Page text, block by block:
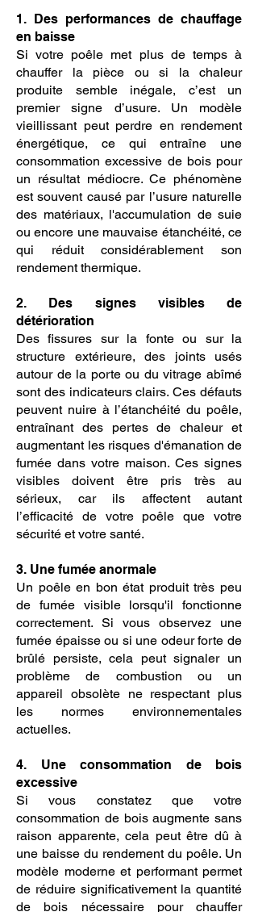
1. Des performances de chauffage
en baisse
Si votre poêle met plus de temps à
chauffer la pièce ou si la chaleur
produite semble inégale, c’est un
premier signe d’usure. Un modèle
vieillissant peut perdre en rendement
énergétique, ce qui entraîne une
consommation excessive de bois pour
un résultat médiocre. Ce phénomène
est souvent causé par l’usure naturelle
des matériaux, l'accumulation de suie
ou encore une mauvaise étanchéité, ce
qui réduit considérablement son
rendement thermique.
2. Des signes visibles de
détérioration
Des fissures sur la fonte ou sur la
structure extérieure, des joints usés
autour de la porte ou du vitrage abîmé
sont des indicateurs clairs. Ces défauts
peuvent nuire à l’étanchéité du poêle,
entraînant des pertes de chaleur et
augmentant les risques d'émanation de
fumée dans votre maison. Ces signes
visibles doivent être pris très au
sérieux, car ils affectent autant
l’efficacité de votre poêle que votre
sécurité et votre santé.
3. Une fumée anormale
Un poêle en bon état produit très peu
de fumée visible lorsqu'il fonctionne
correctement. Si vous observez une
fumée épaisse ou si une odeur forte de
brûlé persiste, cela peut signaler un
problème de combustion ou un
appareil obsolète ne respectant plus
les normes environnementales
actuelles.
4. Une consommation de bois
excessive
Si vous constatez que votre
consommation de bois augmente sans
raison apparente, cela peut être dû à
une baisse du rendement du poêle. Un
modèle moderne et performant permet
de réduire significativement la quantité
de bois nécessaire pour chauffer